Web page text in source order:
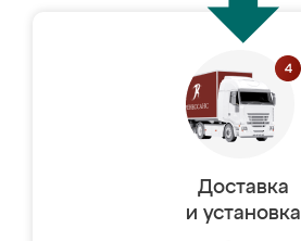
Доставка
и установка